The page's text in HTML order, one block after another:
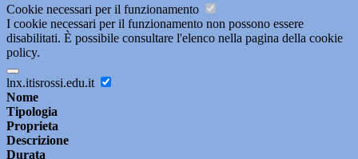
Cookie necessari per il funzionamento
I cookie necessari per il funzionamento non possono essere
disabilitati. È possibile consultare l'elenco nella pagina della cookie
policy.
lnx.itisrossi.edu.it
Nome
Tipologia
Proprieta
Descrizione
Durata